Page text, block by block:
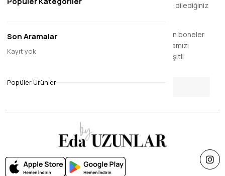
üretilen şallarımız da mevcuttur. Tercihinize göre dilediğiniz
Aynı zamanda, şalların daha iyi durmasını sağlayan boneler
ve topuz tokaları ürünlerimiz arasındadır. Mağazamızı
ziyaret ettiğinizde en iyi şal modelleri yanında çeşitli
Son Aramalar
Kayıt yok
Popüler Ürünler